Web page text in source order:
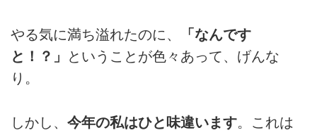
やる気に満ち溢れたのに、
「なんです
と！？」
ということが色々あって、げんな
り。
しかし、 今年の私はひと味違います。これは